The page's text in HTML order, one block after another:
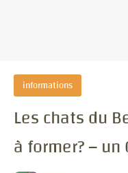
informations
Les chats du
à former? –